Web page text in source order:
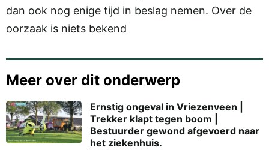
dan ook nog enige tijd in beslag nemen. Over de
oorzaak is niets bekend
Meer over dit onderwerp
Ernstig ongeval in Vriezenveen |
Trekker klapt tegen boom |
Bestuurder gewond afgevoerd naar
het ziekenhuis.